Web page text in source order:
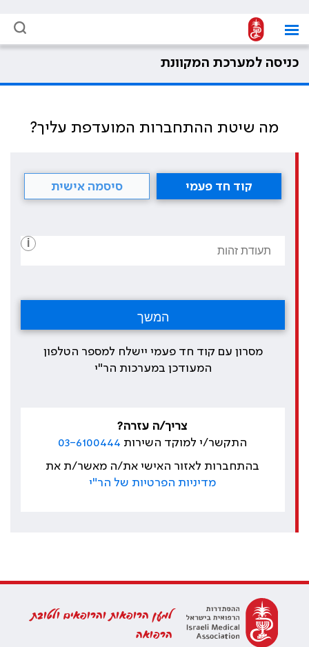
כניסה למערכת המקוונת
מה שיטת ההתחברות המועדפת עליך?
קוד חד פעמי סיסמה אישית
i
מסרון עם קוד חד פעמי יישלח למספר הטלפון
המעודכן במערכות הר"י
צריך/ה עזרה?
התקשר/י למוקד השירות 03-6100444
בהתחברות לאזור האישי את/ה מאשר/ת את
מדיניות הפרטיות של הר"י
למען הרופאות והרופאים ולטובת
הרפואה